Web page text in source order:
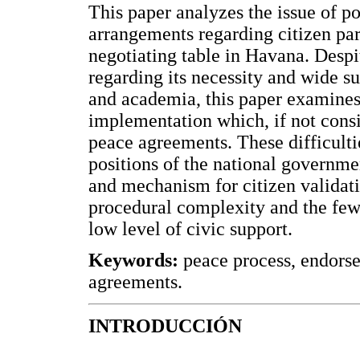
This paper analyzes the issue of
arrangements regarding citizen
negotiating table in Havana.
regarding its necessity and wide
and academia, this paper
implementation which, if not
peace agreements. These
positions of the national
and mechanism for citizen
procedural complexity and the
low level of civic support.
Keywords: peace process,
agreements.
INTRODUCCIÓN